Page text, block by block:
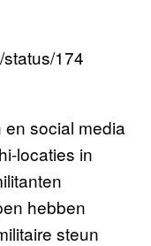
174
en social media
locaties in
hebben
steun